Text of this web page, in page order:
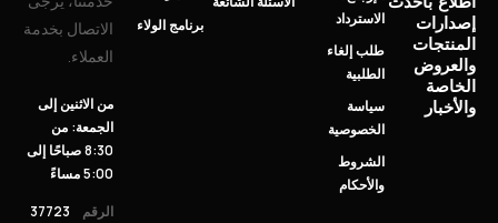
إصدارات
المنتجات
والعروض
الخاصة
والأخبار
الاسترداد
طلب إلغاء
الطلبية
سياسة
الخصوصية
الشروط
والأحكام
برنامج الولاء
الاتصال بخدمة
العملاء.
من الاثنين إلى
الجمعة: من
8:30 صباحًا إلى
5:00 مساءً
الرقم
37723